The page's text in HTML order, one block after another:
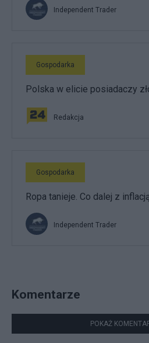
Independent Trader
Gospodarka
Polska w elicie posiadaczy
Redakcja
Gospodarka
Ropa tanieje. Co dalej z
Independent Trader
Komentarze
POKAŻ